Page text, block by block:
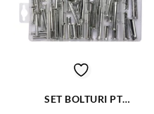
SET BOLTURI PT